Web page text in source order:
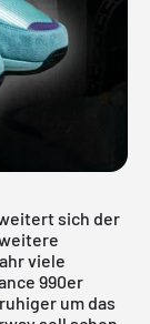
sich der
viele
990er
um das